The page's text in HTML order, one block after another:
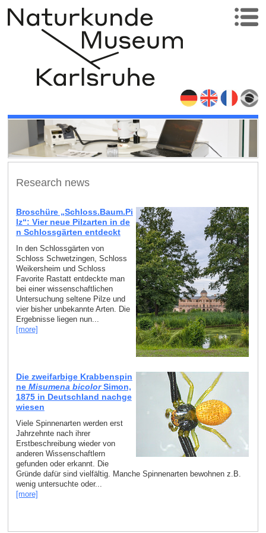
Research news
Broschüre „Schloss.Baum.Pi
lz“: Vier neue Pilzarten in de
n Schlossgärten entdeckt
In den Schlossgärten von
Schloss Schwetzingen, Schloss
Weikersheim und Schloss
Favorite Rastatt entdeckte man
bei einer wissenschaftlichen
Untersuchung seltene Pilze und
vier bisher unbekannte Arten. Die
Ergebnisse liegen nun...
[more]
Die zweifarbige Krabbenspin
ne Misumena bicolorSimon,
1875 in Deutschland nachge
wiesen
Viele Spinnenarten werden erst
Jahrzehnte nach ihrer
Erstbeschreibung wieder von
anderen Wissenschaftlern
gefunden oder erkannt. Die
Gründe dafür sind vielfältig. Manche Spinnenarten bewohnen z.B.
wenig untersuchte oder...
[more]